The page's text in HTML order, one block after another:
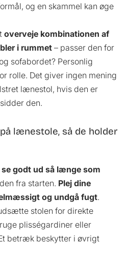
og en skammel kan øge
overveje kombinationen af
i rummet – passer den for
sofabordet? Personlig
rolle. Det giver ingen mening
lænestol, hvis den er
den.
lænestole, så de holder
se godt ud så længe som
fra starten. Plej dine
og undgå fugt.
stolen for direkte
plisségardiner eller
betræk beskytter i øvrigt